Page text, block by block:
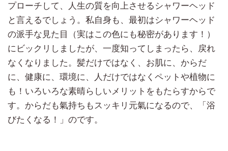
プローチして、人生の質を向上させるシャワーヘッド
と言えるでしょう。私自身も、最初はシャワーヘッド
の派手な見た目（実はこの色にも秘密があります！）
にビックリしましたが、一度知ってしまったら、戻れ
なくなりました。髪だけではなく、お肌に、からだ
に、健康に、環境に、人だけではなくペットや植物に
も！いろいろな素晴らしいメリットをもたらすからで
す。からだも氣持ちもスッキリ元氣になるので、「浴
びたくなる！」のです。